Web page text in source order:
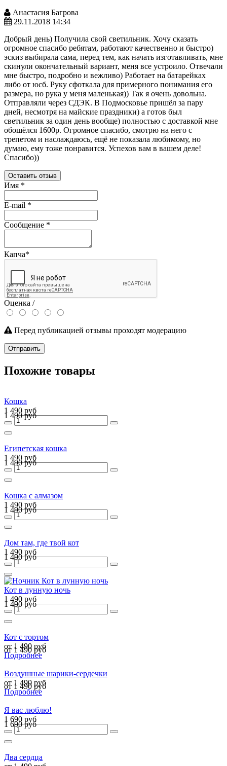
Анастасия Багрова
29.11.2018 14:34
Добрый день) Получила свой светильник. Хочу сказать
огромное спасибо ребятам, работают качественно и быстро)
эскиз выбирала сама, перед тем, как начать изготавливать, мне
скинули окончательный вариант, меня все устроило. Отвечали
мне быстро, подробно и вежливо) Работает на батарейках
либо от юсб. Руку сфоткала для примерного понимания его
размера, но рука у меня маленькая)) Так я очень довольна.
Отправляли через СДЭК. В Подмосковье пришёл за пару
дней, несмотря на майские праздники) а готов был
светильник за один день вообще) полностью с доставкой мне
обошёлся 1600р. Огромное спасибо, смотрю на него с
трепетом и наслаждаюсь, ещё не показала любимому, но
думаю, ему тоже понравится. Успехов вам в вашем деле!
Спасибо))
Оставить отзыв
Имя *
E-mail *
Сообщение *
Капча*
Оценка /
Перед публикацией отзывы проходят модерацию
Отправить
Похожие товары
Кошка
1 490 руб
1 490 руб
Египетская кошка
1 490 руб
1 490 руб
Кошка с алмазом
1 490 руб
1 490 руб
Дом там, где твой кот
1 490 руб
1 490 руб
Кот в лунную ночь
1 490 руб
1 490 руб
Кот с тортом
от 1 490 руб
от 1 490 руб
Подробнее
Воздушные шарики-сердечки
от 1 490 руб
от 1 490 руб
Подробнее
Я вас люблю!
1 690 руб
1 690 руб
Два сердца